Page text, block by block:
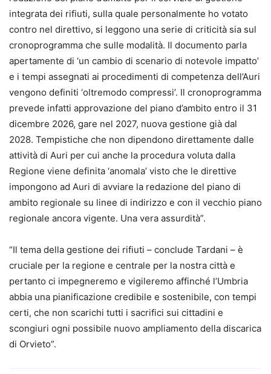
integrata dei rifiuti, sulla quale personalmente ho votato
contro nel direttivo, si leggono una serie di criticità sia sul
cronoprogramma che sulle modalità. Il documento parla
apertamente di ‘un cambio di scenario di notevole impatto’
e i tempi assegnati ai procedimenti di competenza dell’Auri
vengono definiti ‘oltremodo compressi’. Il cronoprogramma
prevede infatti approvazione del piano d’ambito entro il 31
dicembre 2026, gare nel 2027, nuova gestione già dal
2028. Tempistiche che non dipendono direttamente dalle
attività di Auri per cui anche la procedura voluta dalla
Regione viene definita ‘anomala’ visto che le direttive
impongono ad Auri di avviare la redazione del piano di
ambito regionale su linee di indirizzo e con il vecchio piano
regionale ancora vigente. Una vera assurdità”.
“Il tema della gestione dei rifiuti – conclude Tardani – è
cruciale per la regione e centrale per la nostra città e
pertanto ci impegneremo e vigileremo affinché l’Umbria
abbia una pianificazione credibile e sostenibile, con tempi
certi, che non scarichi tutti i sacrifici sui cittadini e
scongiuri ogni possibile nuovo ampliamento della discarica
di Orvieto”.